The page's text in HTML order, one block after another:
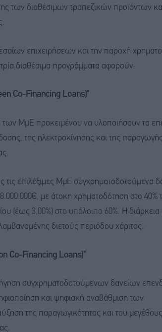
των διαθέσιμων τραπεζικών προϊόντων
επιχειρήσεων και την παροχή
διαθέσιμα προγράμματα αφορούν:
Co-Financing Loans)"
των ΜμΕ προκειμένου να υλοποιήσουν τα
της ηλεκτροκίνησης και της παραγωγής
επιλέξιμες ΜμΕ συγχρηματοδοτούμενα
με άτοκη χρηματοδότηση στο 40%
(έως 3,00%) στο υπόλοιπο 60%. Η
διετούς περιόδου χάριτος.
Co-Financing Loans)"
συγχρηματοδοτούμενων δανείων
και ψηφιακή αναβάθμιση των
της παραγωγικότητας και του